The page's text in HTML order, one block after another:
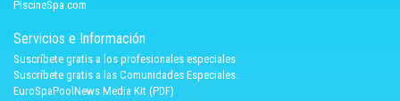
PiscineSpa.com
Servicios e Información
Suscríbete gratis a los profesionales especiales
Suscríbete gratis a las Comunidades Especiales.
EuroSpaPoolNews Media Kit (PDF)